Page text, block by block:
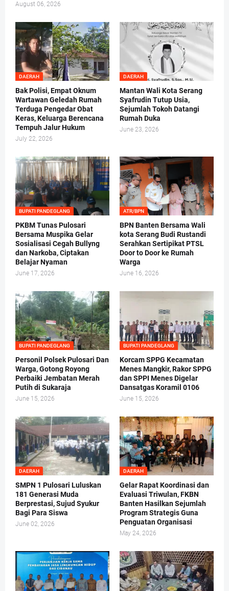
August 06, 2026
DAERAH
Bak Polisi, Empat Oknum
Wartawan Geledah Rumah
Terduga Pengedar Obat
Keras, Keluarga Berencana
Tempuh Jalur Hukum
July 22, 2026
DAERAH
Mantan Wali Kota Serang
Syafrudin Tutup Usia,
Sejumlah Tokoh Datangi
Rumah Duka
June 23, 2026
BUPATI PANDEGLANG
PKBM Tunas Pulosari
Bersama Muspika Gelar
Sosialisasi Cegah Bullyng
dan Narkoba, Ciptakan
Belajar Nyaman
June 17, 2026
ATR/BPN
BPN Banten Bersama Wali
kota Serang Budi Rustandi
Serahkan Sertipikat PTSL
Door to Door ke Rumah
Warga
June 16, 2026
BUPATI PANDEGLANG
Personil Polsek Pulosari Dan
Warga, Gotong Royong
Perbaiki Jembatan Merah
Putih di Sukaraja
June 15, 2026
BUPATI PANDEGLANG
Korcam SPPG Kecamatan
Menes Mangkir, Rakor SPPG
dan SPPI Menes Digelar
Dansatgas Koramil 0106
June 15, 2026
DAERAH
SMPN 1 Pulosari Luluskan
181 Generasi Muda
Berprestasi, Sujud Syukur
Bagi Para Siswa
June 02, 2026
DAERAH
Gelar Rapat Koordinasi dan
Evaluasi Triwulan, FKBN
Banten Hasilkan Sejumlah
Program Strategis Guna
Penguatan Organisasi
May 24, 2026